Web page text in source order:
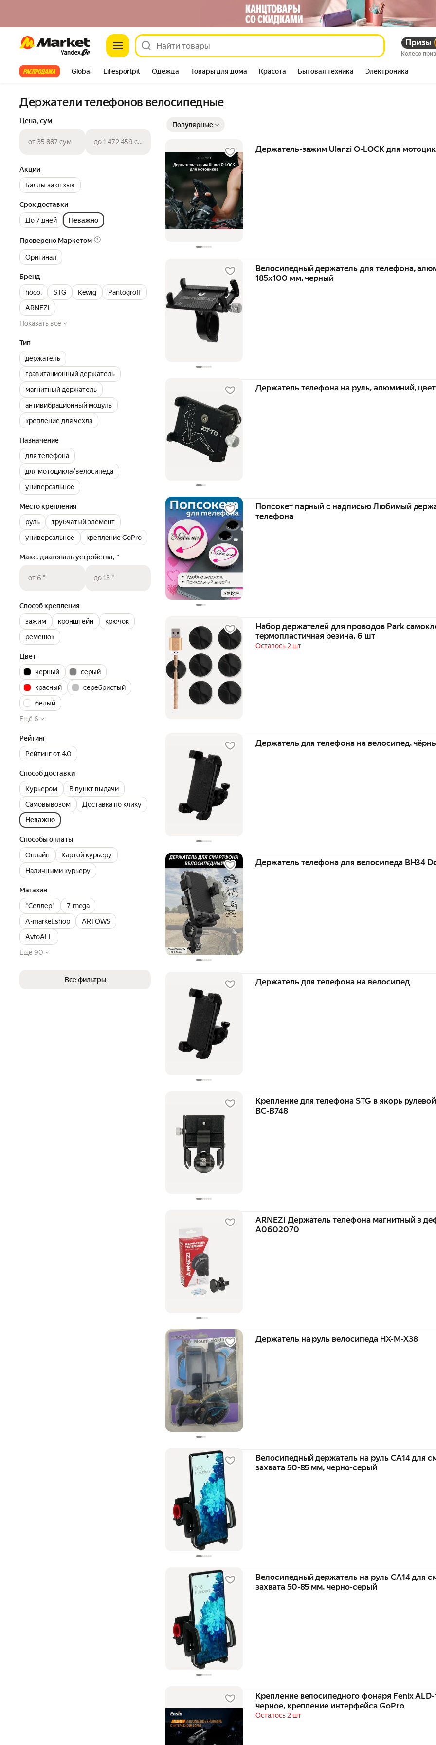
Market Призы
Колесо
Все хиты Global Lifesportpit Одежда Товары для дома Красота Бытовая техника Электроника
Держатели телефонов велосипедные
Цена, сум
от 35 887 сум до 1 472 459 сум
Акции
Баллы за отзыв
Срок доставки
До 7 дней
Неважно
Проверено Маркетом
Оригинал
Бренд
hoco.
STG Kewig
Pantogroff
ARNEZI
Показать всё
Тип
держатель
гравитационный держатель
магнитный держатель
антивибрационный модуль
крепление для чехла
Назначение
для телефона
для мотоцикла/велосипеда
универсальное
Место крепления
руль
трубчатый элемент
универсальное
крепление GoPro
Макс. диагональ устройства, "
от 6 " до 13 "
Способ крепления
зажим
кронштейн
крючок
ремешок
Цвет
черный
серый
красный
серебристый
белый
Ещё 6
Рейтинг
Рейтинг от 4.0
Способ доставки
Курьером
В пункт выдачи
Самовывозом
Доставка по клику
Неважно
Способы оплаты
Онлайн
Картой курьеру
Наличными курьеру
Магазин
"Селлер"
7_mega
A-market.shop
ARTOWS
AvtoALL
Ещё 90
Все фильтры
Популярные
Держатель-зажим Ulanzi O-LOCK для
Велосипедный держатель для телефона,
185х100 мм, черный
Держатель телефона на руль, алюминий,
Попсокет парный с надписью Любимый
телефона
Набор держателей для проводов Park
термопластичная резина, 6 шт
Осталось 2 шт
Держатель для телефона на велосипед,
Держатель телефона для велосипеда BH34
Держатель для телефона на велосипед
Крепление для телефона STG в якорь
BC-B748
ARNEZI Держатель телефона магнитный в
A0602070
Держатель на руль велосипеда HX-M-X38
Велосипедный держатель на руль CA14 для
захвата 50-85 мм, черно-серый
Велосипедный держатель на руль CA14 для
захвата 50-85 мм, черно-серый
Крепление велосипедного фонаря Fenix ALD-
черное, крепление интерфейса GoPro
Осталось 2 шт